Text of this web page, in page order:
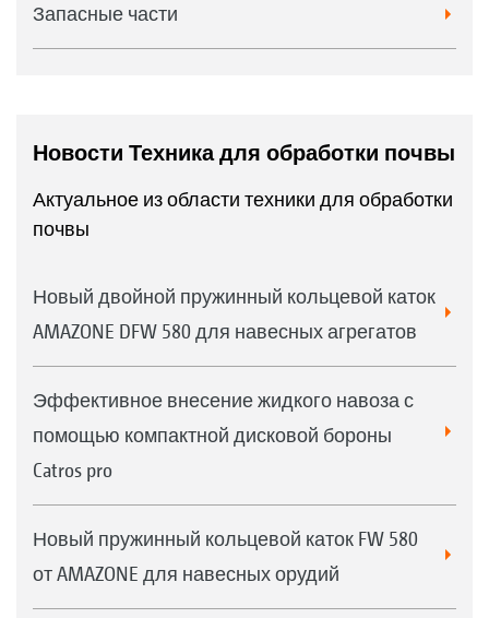
Запасные части
Новости Техника для обработки почвы
Актуальное из области техники для обработки
почвы
Новый двойной пружинный кольцевой каток
AMAZONE DFW 580 для навесных агрегатов
Эффективное внесение жидкого навоза с
помощью компактной дисковой бороны
Catros pro
Новый пружинный кольцевой каток FW 580
от AMAZONE для навесных орудий